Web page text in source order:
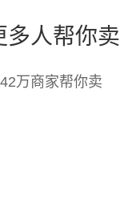
多人帮你
万商家帮你卖